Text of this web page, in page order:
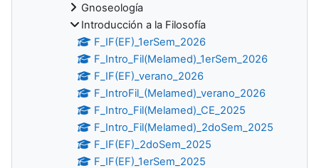
Gnoseología
Introducción a la Filosofía
F_IF(EF)_1erSem_2026
F_Intro_Fil(Melamed)_1erSem_2026
F_IF(EF)_verano_2026
F_IntroFil_(Melamed)_verano_2026
F_Intro_Fil(Melamed)_CE_2025
F_Intro_Fil(Melamed)_2doSem_2025
F_IF(EF)_2doSem_2025
F_IF(EF)_1erSem_2025